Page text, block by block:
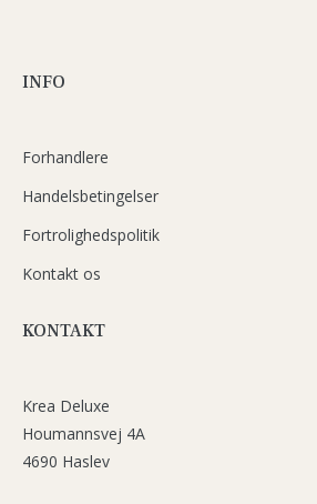
INFO
Forhandlere
Handelsbetingelser
Fortrolighedspolitik
Kontakt os
KONTAKT
Krea Deluxe
Houmannsvej 4A
4690 Haslev